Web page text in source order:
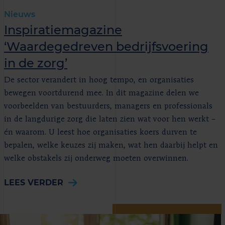
Nieuws
Inspiratiemagazine
‘Waardegedreven bedrijfsvoering
in de zorg’
De sector verandert in hoog tempo, en organisaties
bewegen voortdurend mee. In dit magazine delen we
voorbeelden van bestuurders, managers en professionals
in de langdurige zorg die laten zien wat voor hen werkt –
én waarom. U leest hoe organisaties koers durven te
bepalen, welke keuzes zij maken, wat hen daarbij helpt en
welke obstakels zij onderweg moeten overwinnen.
LEES VERDER